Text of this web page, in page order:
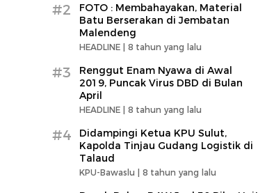
#2
FOTO : Membahayakan, Material
Batu Berserakan di Jembatan
Malendeng
HEADLINE | 8 tahun yang lalu
#3
Renggut Enam Nyawa di Awal
2019, Puncak Virus DBD di Bulan
April
HEADLINE | 8 tahun yang lalu
#4
Didampingi Ketua KPU Sulut,
Kapolda Tinjau Gudang Logistik di
Talaud
KPU-Bawaslu | 8 tahun yang lalu